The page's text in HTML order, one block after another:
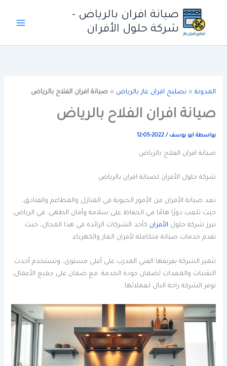
المحتوى
صيانة افران بالرياض -
شركة حلول الأفران
المدونة » تصليح افران غاز بالرياض »صيانة افران الفلاح بالرياض
صيانة افران الفلاح بالرياض
بواسطة ابو يوسف/
2022-05-12
صيانة افران الفلاح بالرياض
شركة حلول الأفران لصيانة افران بالرياض
تعد صيانة الأفران من الأمور الحيوية في المنازل والمطاعم والفنادق،
حيث تلعب دورًا هامًا في الحفاظ على سلامة وأمان الطهي. في الرياض،
تبرز شركة حلول الأفران كأحد الشركات الرائدة في هذا المجال، حيث
تقدم خدمات صيانة متكاملة لأفران الغاز والكهرباء.
تتميز الشركة بفريقها الفني المدرب على أعلى مستوى، وتستخدم أحدث
التقنيات والمعدات لضمان جودة الخدمة. مع ضمان على جميع الأعمال،
توفر الشركة راحة البال لعملائها.